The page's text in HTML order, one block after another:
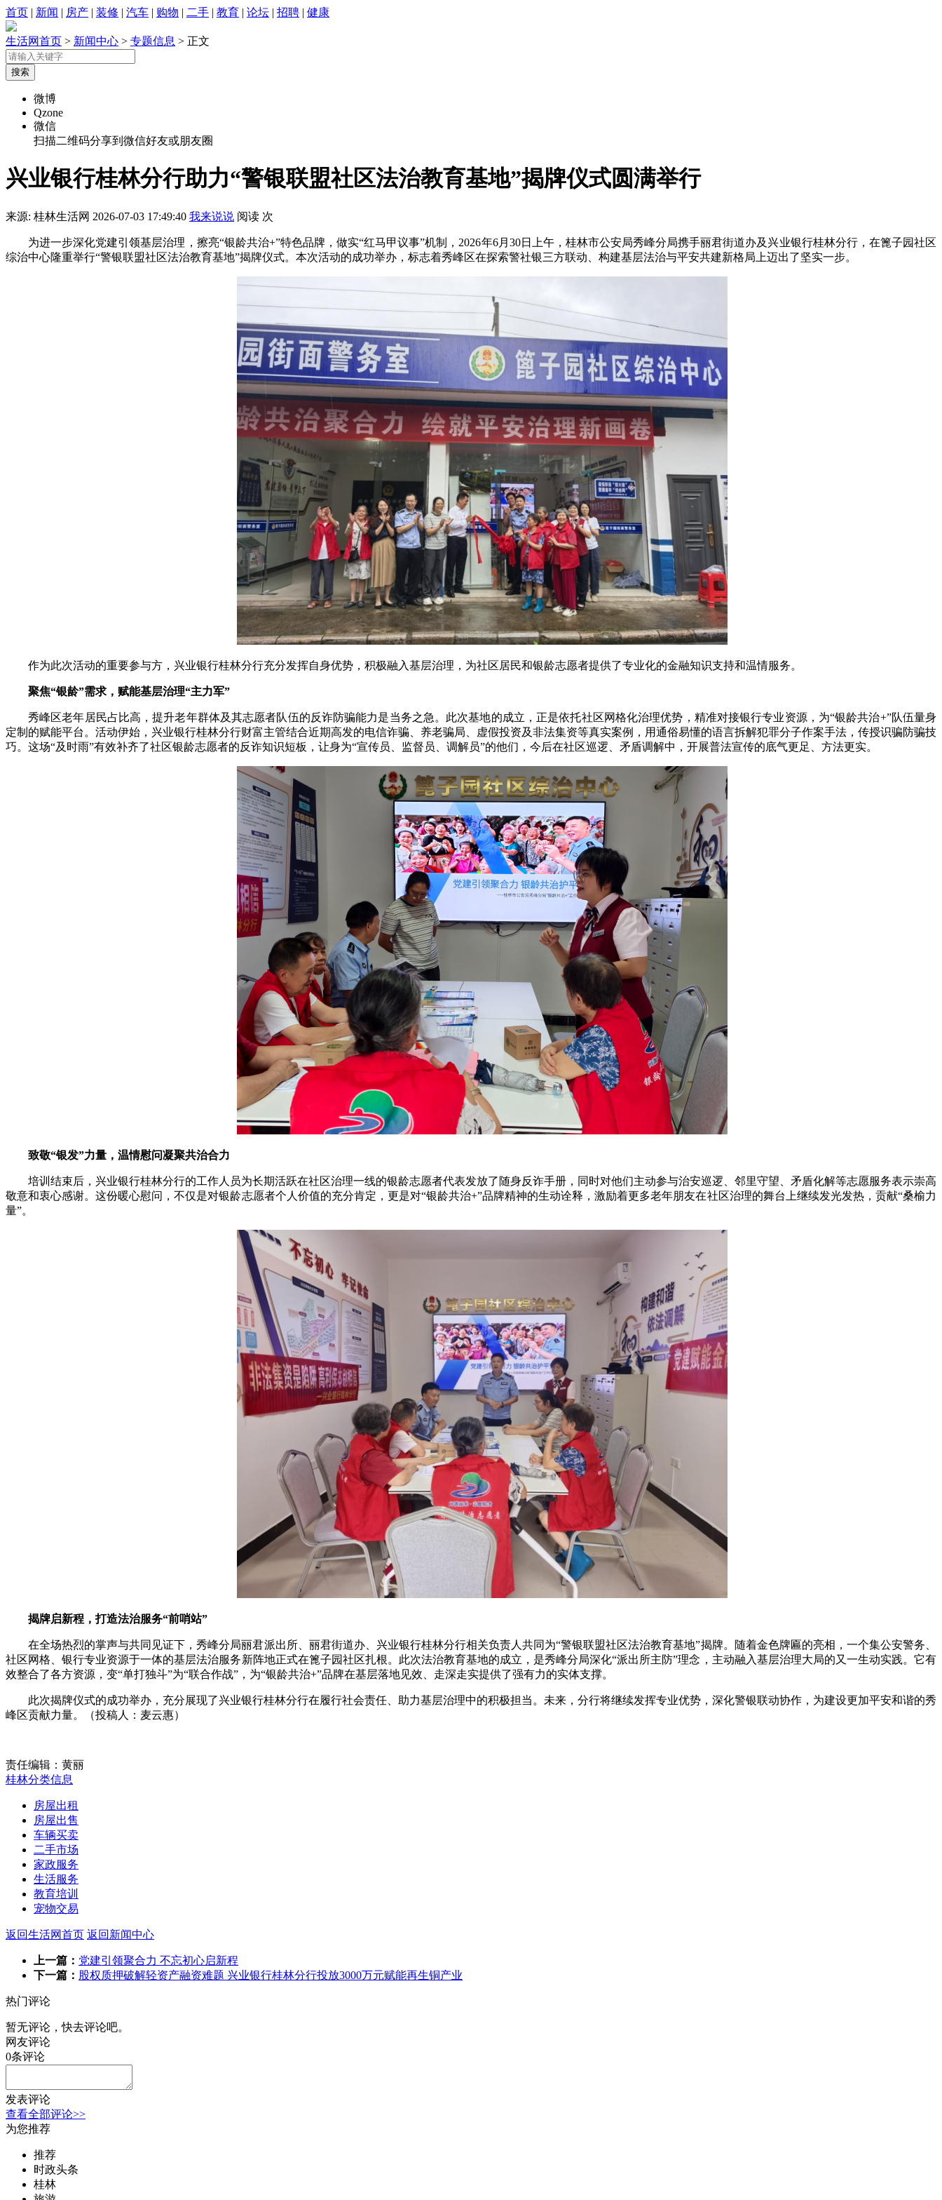
首页 | 新闻 | 房产 | 装修 | 汽车 | 购物 | 二手 | 教育 | 论坛 | 招聘 | 健康
生活网首页 > 新闻中心 > 专题信息 > 正文
微博
Qzone
微信
扫描二维码分享到微信好友或朋友圈
兴业银行桂林分行助力“警银联盟社区法治教育基地”揭牌仪式圆满举行
来源: 桂林生活网 2026-07-03 17:49:40 我来说说 阅读 次
为进一步深化党建引领基层治理，擦亮“银龄共治+”特色品牌，做实“红马甲议事”机制，2026年6月30日上午，桂林市公安局秀峰分局携手丽君街道办及兴业银行桂林分行，在篦子园社区
综治中心隆重举行“警银联盟社区法治教育基地”揭牌仪式。本次活动的成功举办，标志着秀峰区在探索警社银三方联动、构建基层法治与平安共建新格局上迈出了坚实一步。
作为此次活动的重要参与方，兴业银行桂林分行充分发挥自身优势，积极融入基层治理，为社区居民和银龄志愿者提供了专业化的金融知识支持和温情服务。
聚焦“银龄”需求，赋能基层治理“主力军”
秀峰区老年居民占比高，提升老年群体及其志愿者队伍的反诈防骗能力是当务之急。此次基地的成立，正是依托社区网格化治理优势，精准对接银行专业资源，为“银龄共治+”队伍量身
定制的赋能平台。活动伊始，兴业银行桂林分行财富主管结合近期高发的电信诈骗、养老骗局、虚假投资及非法集资等真实案例，用通俗易懂的语言拆解犯罪分子作案手法，传授识骗防骗技
巧。这场“及时雨”有效补齐了社区银龄志愿者的反诈知识短板，让身为“宣传员、监督员、调解员”的他们，今后在社区巡逻、矛盾调解中，开展普法宣传的底气更足、方法更实。
致敬“银发”力量，温情慰问凝聚共治合力
培训结束后，兴业银行桂林分行的工作人员为长期活跃在社区治理一线的银龄志愿者代表发放了随身反诈手册，同时对他们主动参与治安巡逻、邻里守望、矛盾化解等志愿服务表示崇高
敬意和衷心感谢。这份暖心慰问，不仅是对银龄志愿者个人价值的充分肯定，更是对“银龄共治+”品牌精神的生动诠释，激励着更多老年朋友在社区治理的舞台上继续发光发热，贡献“桑榆力
量”。
揭牌启新程，打造法治服务“前哨站”
在全场热烈的掌声与共同见证下，秀峰分局丽君派出所、丽君街道办、兴业银行桂林分行相关负责人共同为“警银联盟社区法治教育基地”揭牌。随着金色牌匾的亮相，一个集公安警务、
社区网格、银行专业资源于一体的基层法治服务新阵地正式在篦子园社区扎根。此次法治教育基地的成立，是秀峰分局深化“派出所主防”理念，主动融入基层治理大局的又一生动实践。它有
效整合了各方资源，变“单打独斗”为“联合作战”，为“银龄共治+”品牌在基层落地见效、走深走实提供了强有力的实体支撑。
此次揭牌仪式的成功举办，充分展现了兴业银行桂林分行在履行社会责任、助力基层治理中的积极担当。未来，分行将继续发挥专业优势，深化警银联动协作，为建设更加平安和谐的秀
峰区贡献力量。（投稿人：麦云惠）
责任编辑：黄丽
桂林分类信息
房屋出租
房屋出售
车辆买卖
二手市场
家政服务
生活服务
教育培训
宠物交易
返回生活网首页 返回新闻中心
上一篇： 党建引领聚合力 不忘初心启新程
下一篇： 股权质押破解轻资产融资难题 兴业银行桂林分行投放3000万元赋能再生铜产业
热门评论
暂无评论，快去评论吧。
网友评论
0条评论
发表评论
查看全部评论>>
为您推荐
推荐
时政头条
桂林